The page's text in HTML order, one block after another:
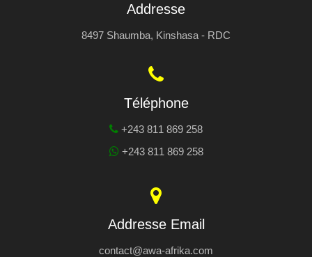
Addresse
8497 Shaumba, Kinshasa - RDC
Téléphone
+243 811 869 258
+243 811 869 258
Addresse Email
contact@awa-afrika.com